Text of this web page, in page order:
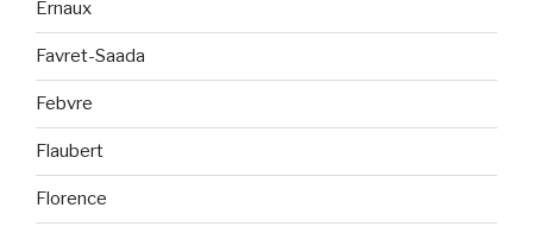
Ernaux
Favret-Saada
Febvre
Flaubert
Florence